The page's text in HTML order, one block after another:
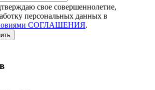
свое совершеннолетие,
персональных данных в
СОГЛАШЕНИЯ.